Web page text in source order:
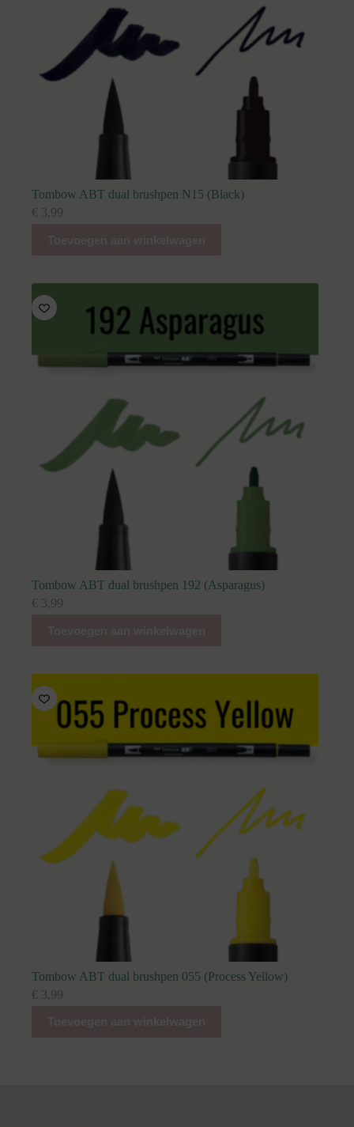
Tombow ABT dual brushpen N15 (Black)
€ 3,99
Tombow ABT dual brushpen 192 (Asparagus)
€ 3,99
Tombow ABT dual brushpen 055 (Process Yellow)
€ 3,99